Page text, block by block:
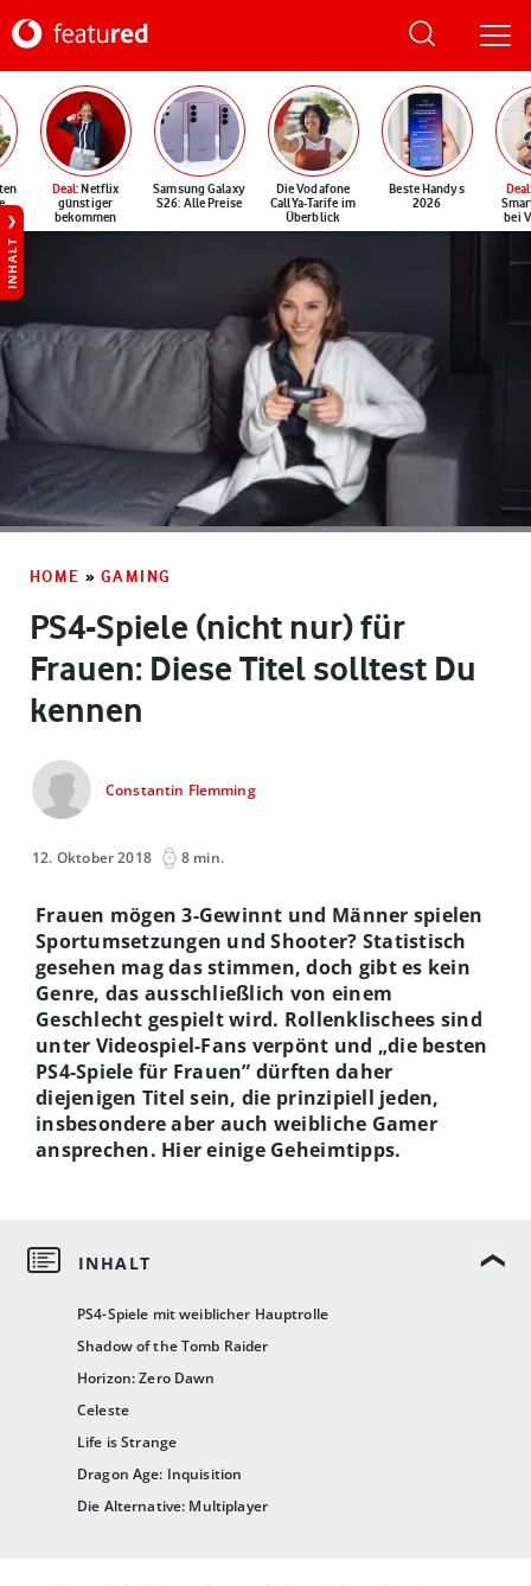
Deal: Netflix
günstiger
bekommen
Samsung Galaxy
S26: Alle Preise
Die Vodafone
CallYa-Tarife im
Überblick
Beste Handys
2026
Deal
bei
INHALT
HOME » GAMING
PS4-Spiele (nicht nur) für
Frauen: Diese Titel solltest Du
kennen
Constantin Flemming
12. Oktober 2018 8 min.
PS4-Spiele mit weiblicher Hauptrolle
Shadow of the Tomb Raider
Horizon: Zero Dawn
Celeste
Life is Strange
Dragon Age: Inquisition
Die Alternative: Multiplayer
Frauen mögen 3-Gewinnt und Männer spielen
Sportumsetzungen und Shooter? Statistisch
gesehen mag das stimmen, doch gibt es kein
Genre, das ausschließlich von einem
Geschlecht gespielt wird. Rollenklischees sind
unter Videospiel-Fans verpönt und „die besten
PS4-Spiele für Frauen” dürften daher
diejenigen Titel sein, die prinzipiell jeden,
insbesondere aber auch weibliche Gamer
ansprechen. Hier einige Geheimtipps.